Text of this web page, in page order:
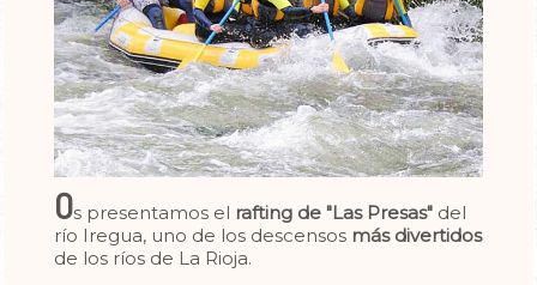
Os presentamos el rafting de "Las Presas" del
río Iregua, uno de los descensos más divertidos
de los ríos de La Rioja.